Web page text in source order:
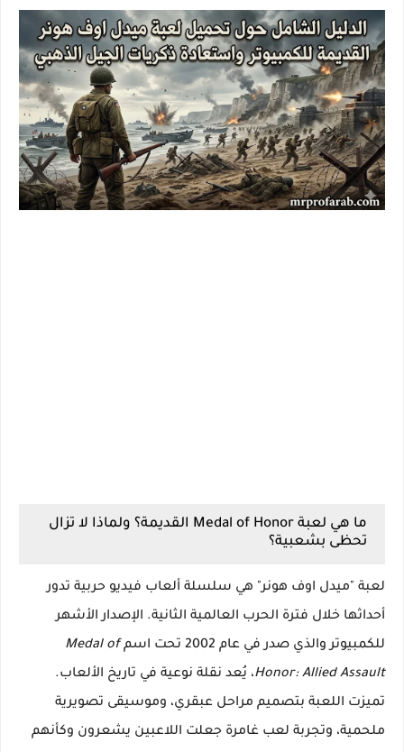
ما هي لعبة Medal of Honor القديمة؟ ولماذا لا تزال
تحظى بشعبية؟
لعبة "ميدل اوف هونر" هي سلسلة ألعاب فيديو حربية تدور
أحداثها خلال فترة الحرب العالمية الثانية. الإصدار الأشهر
للكمبيوتر والذي صدر في عام 2002 تحت اسم
Medal of
Honor: Allied Assault، يُعد نقلة نوعية في تاريخ الألعاب.
تميزت اللعبة بتصميم مراحل عبقري، وموسيقى تصويرية
ملحمية، وتجربة لعب غامرة جعلت اللاعبين يشعرون وكأنهم